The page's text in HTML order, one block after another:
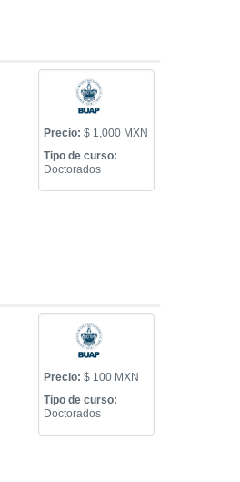
Precio: $ 1,000 MXN
Tipo de curso:
Doctorados
Precio: $ 100 MXN
Tipo de curso:
Doctorados